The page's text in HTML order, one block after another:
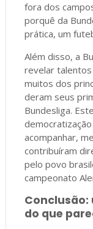
fora dos
porquê da
prática, um
Além disso, a
revelar
muitos dos
deram seus
Bundesliga.
acompanhar,
contribuíram
pelo povo
campeonato
Conclusão:
do que